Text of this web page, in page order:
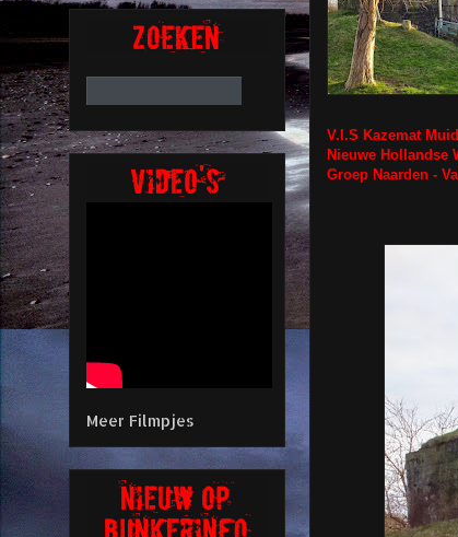
V.I.S Kazemat
Nieuwe Hollandse
Groep Naarden -
Meer Filmpjes